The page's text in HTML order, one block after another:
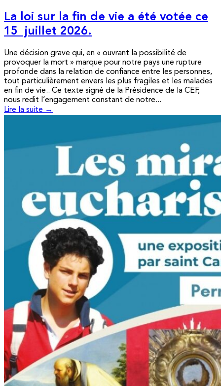
La loi sur la fin de vie a été votée ce
15 juillet 2026.
Une décision grave qui, en « ouvrant la possibilité de
provoquer la mort » marque pour notre pays une rupture
profonde dans la relation de confiance entre les personnes,
tout particulièrement envers les plus fragiles et les malades
en fin de vie.. Ce texte signé de la Présidence de la CEF,
nous redit l’engagement constant de notre...
Lire la suite →